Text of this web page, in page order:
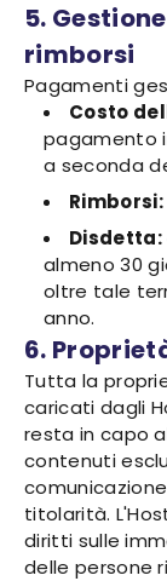
5.
rimborsi
Pagamenti
Costo
pagamento
a seconda
Rimborsi:
Disdetta:
almeno 30
oltre tale
anno.
6.
Tutta la
caricati dagli
resta in capo
contenuti
titolarità.
diritti sulle
delle persone